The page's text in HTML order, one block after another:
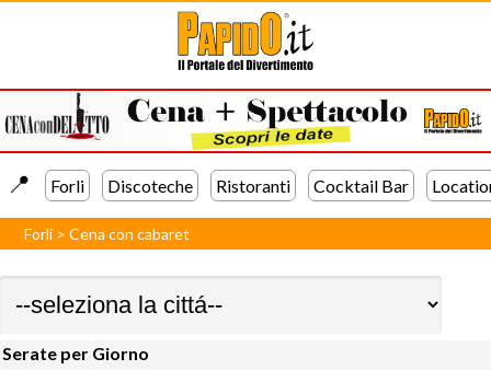
📍️ Forli Discoteche Ristoranti Cocktail Bar
Forli >Cena con cabaret
Serate per Giorno